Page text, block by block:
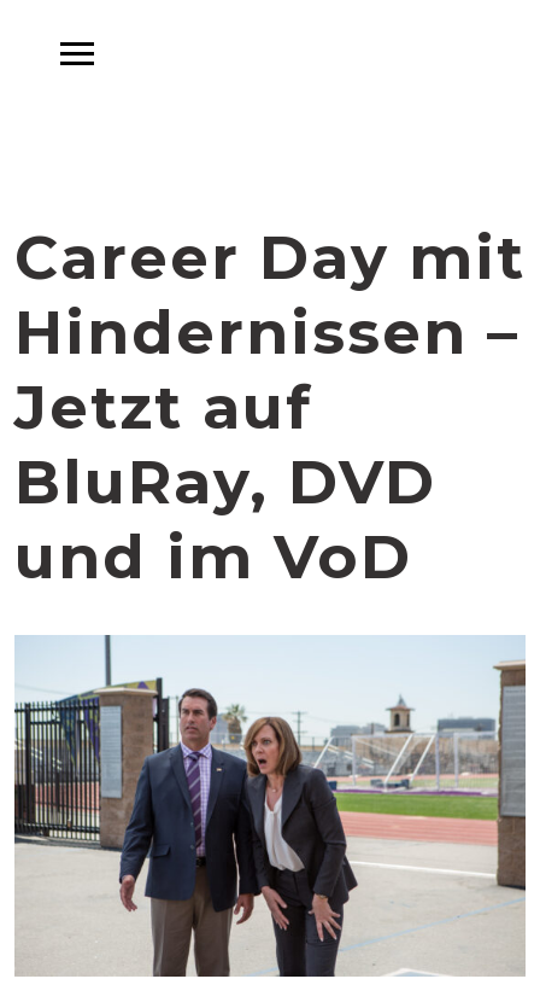
Career Day mit
Hindernissen –
Jetzt auf
BluRay, DVD
und im VoD